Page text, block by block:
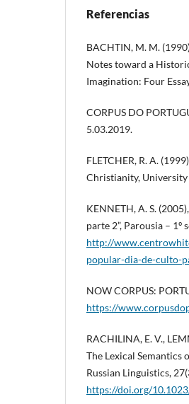
Referencias
BACHTIN, M. M.
Notes toward a
Imagination: Four
CORPUS DO
5.03.2019.
FLETCHER, R. A.
Christianity, University
KENNETH, A. S.
parte 2”, Parousia – 1º
http://
popular-dia-de-culto-
NOW CORPUS:
https://
RACHILINA, E. V.,
The Lexical Semantics
Russian Linguistics,
https://doi.org/